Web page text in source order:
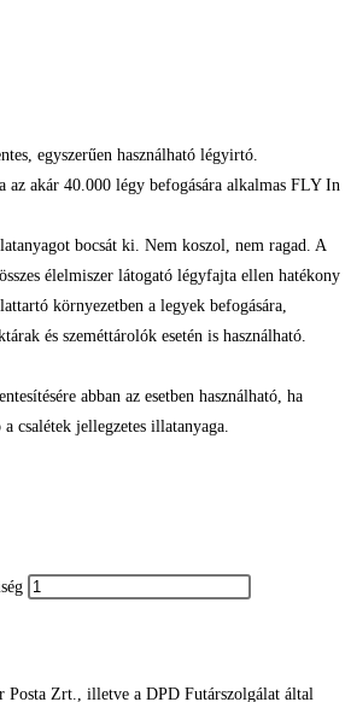
egyszerűen használható légyirtó.
az akár 40.000 légy befogására alkalmas FLY In
bocsát ki. Nem koszol, nem ragad. A
élelmiszer látogató légyfajta ellen hatékony
környezetben a legyek befogására,
és szeméttárolók esetén is használható.
abban az esetben használható, ha
csalétek jellegzetes illatanyaga.
Posta Zrt., illetve a DPD Futárszolgálat által